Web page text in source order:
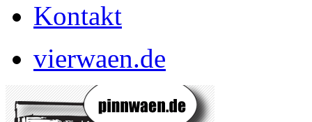
Kontakt
vierwaen.de